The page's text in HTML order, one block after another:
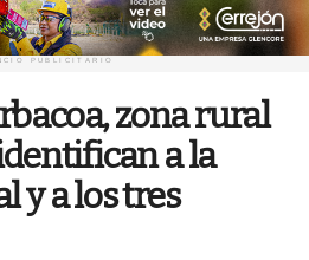
PUBLICITARIO
zona rural
a la
y a los tres